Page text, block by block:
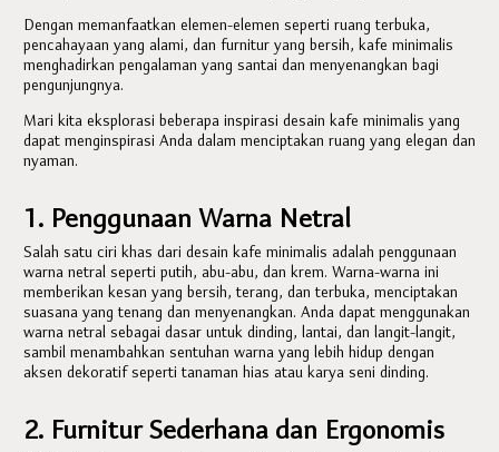
Dengan memanfaatkan elemen-elemen seperti ruang terbuka,
pencahayaan yang alami, dan furnitur yang bersih, kafe minimalis
menghadirkan pengalaman yang santai dan menyenangkan bagi
pengunjungnya.
Mari kita eksplorasi beberapa inspirasi desain kafe minimalis yang
dapat menginspirasi Anda dalam menciptakan ruang yang elegan dan
nyaman.
1. Penggunaan Warna Netral
Salah satu ciri khas dari desain kafe minimalis adalah penggunaan
warna netral seperti putih, abu-abu, dan krem. Warna-warna ini
memberikan kesan yang bersih, terang, dan terbuka, menciptakan
suasana yang tenang dan menyenangkan. Anda dapat menggunakan
warna netral sebagai dasar untuk dinding, lantai, dan langit-langit,
sambil menambahkan sentuhan warna yang lebih hidup dengan
aksen dekoratif seperti tanaman hias atau karya seni dinding.
2. Furnitur Sederhana dan Ergonomis